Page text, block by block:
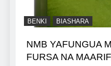
BENKI BIASHARA
NMB YAFUNGUA
FURSA NA